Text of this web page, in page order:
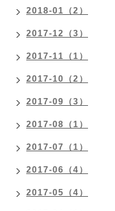
2018-01（2）
2017-12（3）
2017-11（1）
2017-10（2）
2017-09（3）
2017-08（1）
2017-07（1）
2017-06（4）
2017-05（4）